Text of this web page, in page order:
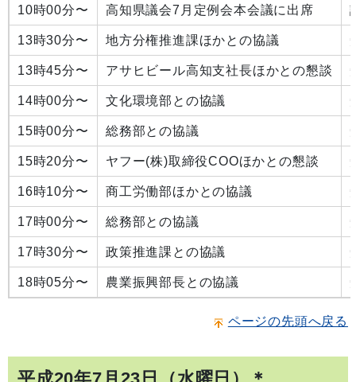
10時00分〜 高知県議会7月定例会本会議に出席
13時30分〜 地方分権推進課ほかとの協議
13時45分〜 アサヒビール高知支社長ほかとの懇談
14時00分〜 文化環境部との協議
15時00分〜 総務部との協議
15時20分〜 ヤフー(株)取締役COOほかとの懇談
16時10分〜 商工労働部ほかとの協議
17時00分〜 総務部との協議
17時30分〜 政策推進課との協議
18時05分〜 農業振興部長との協議
ページの先頭へ戻る